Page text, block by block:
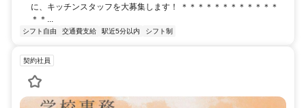
に、キッチンスタッフを大募集します！ ＊＊＊＊＊＊＊＊＊＊＊＊
＊＊...
シフト自由 交通費支給 駅近5分以内 シフト制
契約社員